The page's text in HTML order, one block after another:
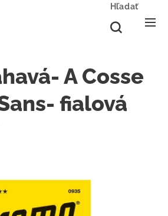
Hľadať
A Cosse
fialová